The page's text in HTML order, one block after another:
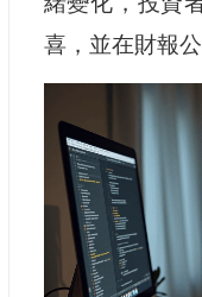
喜，並在財報